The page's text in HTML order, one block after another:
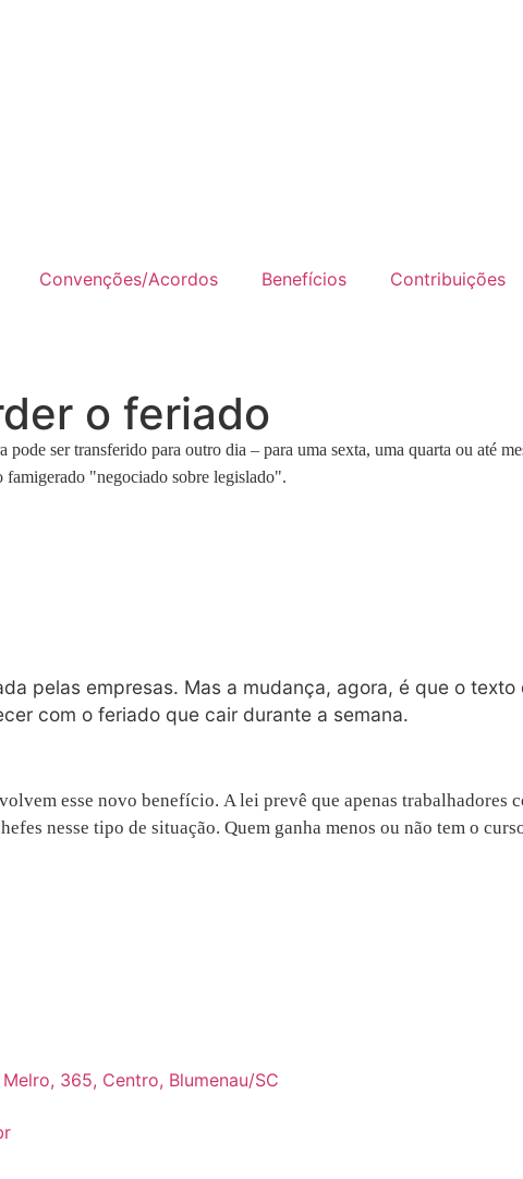
Convenções/Acordos Benefícios Contribuições
o feriado
pode ser transferido para outro dia – para uma sexta, uma quarta ou até
famigerado "negociado sobre legislado".
pelas empresas. Mas a mudança, agora, é que o
com o feriado que cair durante a semana.
esse novo benefício. A lei prevê que apenas
nesse tipo de situação. Quem ganha menos ou não tem o
365, Centro, Blumenau/SC